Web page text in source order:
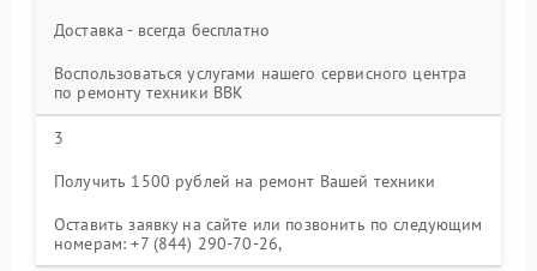
Доставка - всегда бесплатно
Воспользоваться услугами нашего сервисного центра
по ремонту техники BBK
3
Получить 1500 рублей на ремонт Вашей техники
Оставить заявку на сайте или позвонить по следующим
номерам: +7 (844) 290-70-26,